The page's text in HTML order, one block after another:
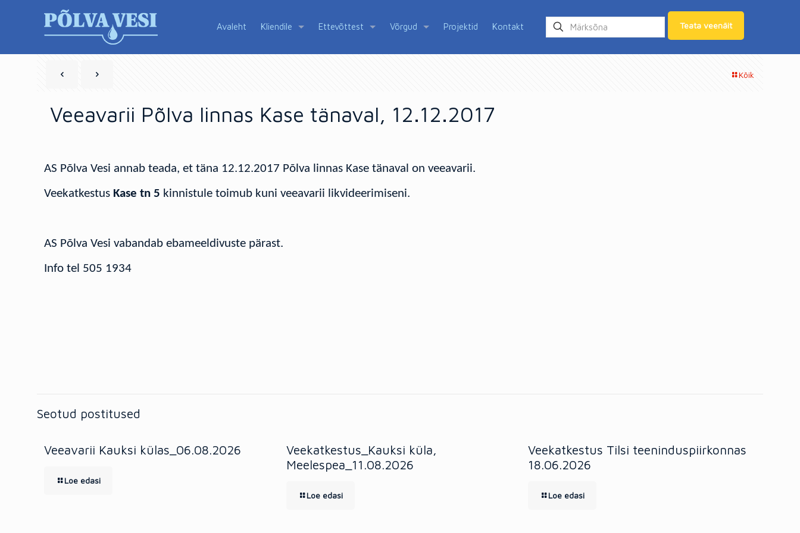
Avaleht Kliendile Ettevõttest Võrgud Projektid Kontakt Teata veenäit
Kõik
Veeavarii Põlva linnas Kase tänaval, 12.12.2017
AS Põlva Vesi annab teada, et täna 12.12.2017 Põlva linnas Kase tänaval on veeavarii.
Veekatkestus Kase tn 5 kinnistule toimub kuni veeavarii likvideerimiseni.
AS Põlva Vesi vabandab ebameeldivuste pärast.
Info tel 505 1934
Seotud postitused
Veeavarii Kauksi külas_06.08.2026
Loe edasi
Veekatkestus_Kauksi küla,
Meelespea_11.08.2026
Loe edasi
Veekatkestus Tilsi teeninduspiirkonnas
18.06.2026
Loe edasi